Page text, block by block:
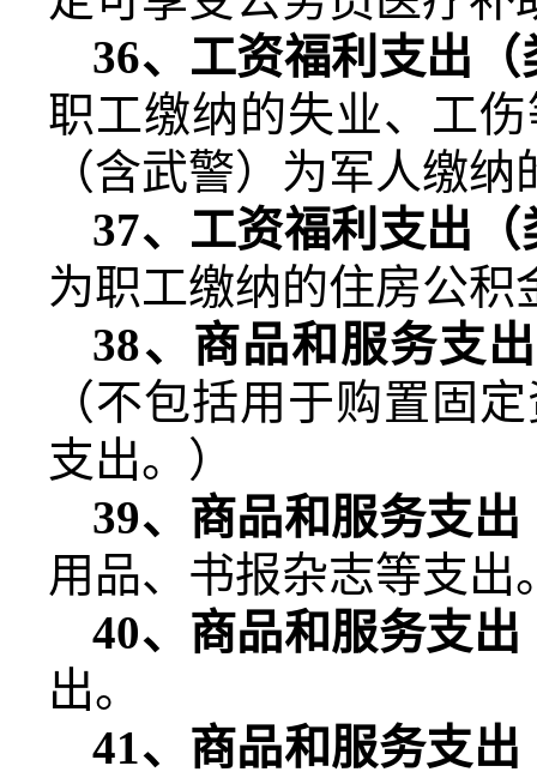
36、工资福利支出
职工缴纳的失业、工
（含武警）为军人缴
37、工资福利支出
为职工缴纳的住房公积
38、商品和服务支
（不包括用于购置固
支出。）
39、商品和服务支
用品、书报杂志等支出
40、商品和服务支
出。
41、商品和服务支